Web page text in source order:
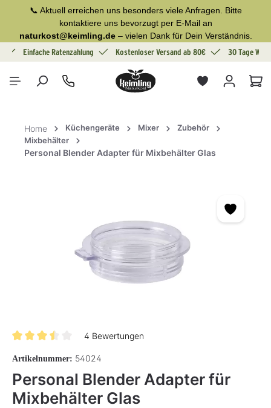
springen
📞 Aktuell erreichen uns besonders viele Anfragen. Bitte
kontaktiere uns bevorzugt per E-Mail an
naturkost@keimling.de– vielen Dank für Dein Verständnis.
Einfache Ratenzahlung Kostenloser Versand ab 80€ 30 Tage
Home Küchengeräte Mixer
Zubehör
Mixbehälter
Personal Blender Adapter für Mixbehälter Glas
4 Bewertungen
Artikelnummer: 54024
Personal Blender Adapter für
Mixbehälter Glas